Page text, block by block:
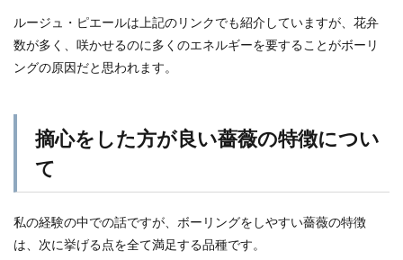
ルージュ・ピエールは上記のリンクでも紹介していますが、花弁
数が多く、咲かせるのに多くのエネルギーを要することがボーリ
ングの原因だと思われます。
摘心をした方が良い薔薇の特徴につい
て
私の経験の中での話ですが、ボーリングをしやすい薔薇の特徴
は、次に挙げる点を全て満足する品種です。